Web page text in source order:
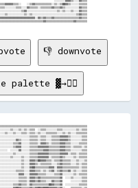
👎 downvote
palette ▓→✊🏽
▒▒░░░░░░░░▒▒▓▓▓▓▓▓▓▓▓▓▒▒▒▒▒▒▒▒████████▓▓▓▓▒▒▒▒▒▒▒▒▒▒▓▓▒▒░░░░░░░░░░░░▒▒░░░░▒▒░░▒▒▒▒▒▒▒▒▓▓▒▒▒▒▒▒▒▒▒▒▓▓▓▓██▓▓▓▓▓▓▒▒▓▓▓▓▓▓▓▓▒▒▓▓▓▓▓▓▓▓████▓▓▓▓░░░░░░▒▒▒▒▒▒
▒▒░░░░░░░░░░▓▓▓▓▓▓▓▓▓▓▒▒▒▒▒▒▒▒▓▓██████▓▓▓▓▒▒▒▒▒▒▒▒▒▒▒▒▒▒▒▒░░░░░░░░▒▒▓▓▒▒▒▒░░▒▒▒▒░░░░░░▒▒▓▓▓▓▒▒░░▒▒▓▓▓▓██▓▓▓▓▒▒▒▒▒▒▒▒▓▓▓▓▓▓▒▒▒▒▓▓▓▓▓▓▓▓▓▓▓▓░░░░░░░░░░▒▒
▒▒▒▒░░▒▒▒▒▒▒▓▓▓▓▓▓▓▓▓▓▓▓▒▒▒▒▒▒▒▒██████▓▓▓▓▒▒▒▒▒▒░░▒▒▓▓▒▒▒▒▒▒▒▒░░░░░░░░▒▒▒▒▒▒▒▒░░▒▒▒▒▒▒░░▒▒▒▒░░▒▒▒▒▓▓████▓▓▓▓▓▓▓▓▓▓██▒▒▒▒▒▒▒▒▒▒▒▒▒▒▒▒▓▓▓▓▒▒░░░░░░▒▒▒▒▒▒
▒▒░░▒▒▒▒▒▒░░▓▓▓▓▓▓▓▓▓▓▓▓▓▓▓▓▓▓██████████▓▓▒▒▒▒▒▒▒▒▒▒██▓▓▒▒▒▒▒▒▒▒▒▒▒▒░░░░░░░░░░▓▓████████▒▒▒▒▒▒▒▒▒▒██████▓▓▓▓▓▓▒▒▓▓▓▓▒▒░░▒▒▒▒░░▒▒▒▒▒▒▒▒▒▒▒▒▒▒░░░░░░░░▒▒
▒▒░░░░░░░░░░▓▓▓▓▓▓▓▓▓▓██▓▓▓▓▓▓████████████▒▒▒▒▒▒▒▒▓▓▓▓▓▓▓▓▒▒▒▒▒▒▒▒▒▒▒▒▒▒▒▒░░▒▒▓▓▒▒██████▒▒▒▒░░▒▒▒▒████▓▓░░▓▓▒▒░░▒▒▒▒░░░░░░▒▒▒▒▒▒▒▒▒▒▒▒▒▒▒▒░░▒▒▒▒░░▒▒▒▒
▒▒▒▒░░░░░░▒▒▓▓▓▓▓▓▓▓▓▓▓▓▓▓▓▓██████████████▓▓▓▓▓▓▓▓▓▓████████▓▓▒▒▒▒▒▒▒▒▒▒▒▒░░▒▒▓▓▓▓▓▓▓▓▓▓▒▒▒▒░░▒▒▒▒████▓▓░░▒▒▒▒▒▒▒▒▒▒░░░░░░░░░░░░▒▒▒▒▓▓▒▒▒▒▒▒▒▒▒▒░░▒▒▒▒
▒▒▒▒░░░░░░░░▓▓▓▓▓▓▓▓▓▓▓▓▓▓▓▓████▓▓████████▓▓▓▓▒▒▓▓▓▓██████████▓▓▒▒▒▒░░▒▒░░▒▒▒▒▓▓██████▓▓▒▒▒▒▒▒▒▒░░░░▒▒░░░░░░░░░░░░░░░░░░░░░░░░▒▒▒▒▒▒░░▒▒▒▒░░▒▒░░▒▒░░▒▒
▒▒▒▒▒▒░░░░▒▒▓▓▓▓▓▓▓▓▓▓▓▓▓▓▓▓██▓▓▓▓████▓▓██▓▓▓▓████▓▓▓▓▓▓▓▓██████▓▓▒▒▒▒░░░░▒▒░░▓▓▓▓▒▒▒▒░░░░░░░░░░░░░░░░░░░░░░░░░░░░░░░░░░░░░░░░░░░░▒▒▒▒▒▒▒▒░░░░▒▒▒▒▒▒▒▒
▒▒░░▒▒▒▒░░░░▓▓▓▓▓▓▓▓▓▓▓▓▓▓▓▓▓▓▓▓▓▓████▒▒▓▓████████▓▓▓▓▓▓▓▓██▓▓▓▓██▓▓▒▒░░░░░░░░▓▓▒▒░░░░░░░░░░░░░░░░░░  ░░░░░░░░░░░░░░░░░░░░░░░░░░░░▒▒▒▒▒▒▒▒░░░░░░░░▒▒▒▒
▒▒░░░░░░░░▒▒▒▒░░▒▒▒▒░░░░▒▒▒▒▒▒▒▒▒▒░░░░░░▒▒▒▒▒▒▒▒▒▒▒▒▒▒░░░░░░▒▒▒▒▒▒▒▒▒▒▒▒▒▒░░▒▒▓▓▒▒░░░░░░░░░░░░░░░░  ░░░░░░  ░░░░░░░░░░░░░░░░░░▒▒██████████░░░░░░░░▒▒▒▒
▒▒▒▒▒▒░░▒▒▒▒▒▒▒▒▒▒░░▒▒▒▒▒▒▒▒░░░░░░░░░░░░▒▒▒▒▒▒▒▒▒▒▒▒░░░░▒▒▒▒░░░░▒▒▒▒░░░░░░▒▒▒▒░░░░░░░░░░░░▒▒▒▒▒▒▒▒▒▒░░░░░░░░░░  ▒▒▒▒▒▒░░░░▒▒▒▒▒▒░░░░░░░░▒▒▒▒░░░░▒▒░░▒▒
▒▒▒▒▒▒▒▒░░░░██████████████████████▓▓▓▓▓▓▓▓▓▓██▓▓▓▓▓▓▓▓▓▓▓▓▓▓▓▓▓▓▓▓▓▓▓▓░░░░░░░░░░▓▓▓▓▓▓▓▓▓▓▓▓▓▓████▓▓▓▓▓▓▓▓▓▓▓▓▓▓▒▒            ░░▒▒▓▓▓▓▓▓▓▓▒▒▒▒░░░░▒▒▒▒
▒▒░░░░░░░░░░████████████████████████▓▓▓▓▒▒▓▓▓▓▓▓▓▓▓▓▓▓▓▓▓▓▓▓▓▓▓▓▓▓▓▓▓▓▒▒▒▒░░▒▒▒▒▓▓▓▓▓▓▓▓▓▓▓▓▓▓▓▓▓▓▓▓▓▓▓▓▓▓▓▓▓▓▓▓▓▓▒▒▒▒▒▒▓▓▓▓▓▓▓▓▓▓▓▓▓▓▓▓▓▓░░  ░░▒▒▒▒▒▒
▒▒░░░░▒▒▒▒░░████████████████████▓▓▓▓▓▓▓▓▒▒▒▒▒▒▒▒▒▒▒▒▓▓▓▓▓▓▓▓▓▓▓▓▓▓▓▓▓▓▒▒▒▒░░▒▒░░▓▓▓▓▓▓▓▓▓▓▓▓▒▒▒▒▒▒▒▒▒▒▒▒▓▓▓▓▓▓▓▓▓▓▓▓▓▓▓▓▓▓▓▓▓▓▓▓▓▓▒▒▒▒░░░░▒▒░░░░▒▒▒▒▒▒
▒▒░░▒▒▒▒  ▒▒██████████████████████▓▓▓▓▓▓▓▓▒▒░░▓▓▒▒▓▓▓▓▓▓▓▓▓▓▓▓▓▓▓▓▓▓▓▓░░░░▒▒░░▒▒▓▓▓▓▒▒▒▒▒▒▒▒▒▒▒▒▒▒▒▒▒▒▒▒▒▒▒▒▒▒▒▒▒▒▒▒▓▓▓▓▓▓▓▓▓▓▓▓▓▓▓▓▒▒▒▒▒▒░░░░▒▒▒▒░░▒▒
▒▒░░░░░░░░░░██████████████████████▓▓▓▓▓▓▒▒▒▒░░▒▒▒▒▓▓▓▓▓▓▓▓▓▓▓▓▓▓▓▓▓▓▓▓░░░░  ▒▒▒▒██▒▒▒▒▒▒▒▒▒▒▒▒▒▒▒▒▒▒▒▒▒▒▒▒▒▒▒▒▒▒▒▒▒▒▒▒▒▒▒▒▒▒▒▒▓▓▓▓▓▓▒▒▒▒▒▒░░░░░░░░▒▒▒▒
▒▒▒▒░░░░▒▒▒▒████████████████████▓▓▓▓▓▓██░░░░░░░░▒▒▓▓▓▓▓▓██████████████░░░░░░▒▒▒▒██▒▒▒▒▒▒▒▒▒▒▒▒▒▒▓▓▒▒████▓▓▓▓▓▓▒▒▒▒▒▒▒▒▒▒▒▒▓▓▓▓▓▓▓▓▓▓▒▒▒▒▒▒▒▒░░▒▒▒▒▒▒▒▒
▒▒▒▒▒▒░░░░▒▒████████████████████▓▓██▓▓▒▒▒▒░░░░░░▒▒▓▓▓▓▓▓████████████▓▓░░░░▒▒░░░░██▒▒▒▒▒▒▒▒▒▒▒▒▒▒▓▓▒▒▒▒▒▒▒▒██████▓▓▒▒▒▒▒▒▒▒▒▒▓▓▓▓▓▓▓▓▒▒▒▒▒▒░░▒▒▒▒▒▒▒▒▒▒
▒▒░░░░░░░░░░██████████████████████▓▓▒▒▒▒▒▒▒▒▒▒▒▒▓▓▓▓▓▓▓▓██████████████░░░░░░░░░░██▒▒▒▒▒▒▒▒▒▒▒▒▒▒▒▒▒▒▒▒▒▒▒▒████▓▓▓▓▒▒▒▒▒▒▒▒▒▒▓▓▓▓▓▓▓▓▒▒▒▒▒▒▒▒░░▒▒░░░░▒▒
▒▒░░░░▒▒░░░░██████████████████▓▓▓▓▒▒▓▓▒▒▒▒▒▒▓▓▓▓▒▒▓▓▓▓▓▓▓▓████████████▒▒▒▒▒▒░░░░██▒▒▒▒▒▒▒▒▒▒▒▒▒▒▒▒▒▒▒▒▒▒▒▒██████▓▓▒▒▒▒▒▒▒▒▒▒▓▓▓▓▓▓▓▓▒▒▒▒▒▒░░░░░░▒▒▒▒▒▒
▒▒░░▒▒▒▒░░░░██████████████████▓▓▒▒░░░░░░▒▒▒▒▓▓▓▓▓▓▓▓▓▓▓▓▒▒████████████▒▒░░▒▒░░░░██▒▒▒▒▒▒▒▒▒▒▒▒▒▒▒▒▒▒▒▒▒▒▒▒██████▓▓▒▒▒▒▒▒▒▒▒▒▓▓▓▓▓▓▓▓▒▒▒▒▒▒░░▒▒▒▒▒▒▒▒▒▒
▒▒▒▒▒▒▒▒░░░░████████████████▓▓▓▓▒▒░░░░▒▒▓▓▓▓▓▓▒▒▒▒▓▓██▒▒▒▒▓▓██████████▒▒▒▒▒▒░░▒▒▒▒▒▒▒▒▒▒▒▒▓▓▒▒▓▓▓▓▒▒▒▒▒▒▒▒▒▒▒▒▒▒▒▒▓▓▒▒▒▒▒▒▒▒▓▓▓▓▓▓▓▓▒▒▒▒▒▒░░░░░░░░▒▒▒▒
▒▒▒▒░░░░░░░░████████████████▓▓▓▓▒▒░░░░▒▒▒▒▓▓▓▓▓▓▓▓▓▓▓▓▒▒▒▒▓▓██████████▒▒▒▒░░▒▒░░▒▒▒▒▒▒▒▒▓▓▒▒▓▓▓▓▓▓▓▓▓▓▒▒▒▒▒▒▒▒▒▒▓▓▒▒▓▓▒▒▒▒▒▒▒▒▒▒▓▓▓▓▒▒▒▒▒▒░░░░░░░░▒▒▒▒
▒▒░░░░░░░░░░████████████████▓▓▓▓▓▓░░▒▒▒▒▓▓▒▒▓▓▓▓▓▓██▒▒▒▒▓▓████████████░░░░▒▒▒▒░░▒▒▒▒▒▒▒▒▒▒▒▒▓▓██▓▓▓▓▓▓▒▒▒▒▓▓▓▓▒▒▓▓▒▒▓▓████▓▓▓▓▓▓▒▒▓▓▓▓▒▒▒▒░░▒▒▒▒▒▒░░▒▒
▒▒░░░░▒▒▒▒▒▒████████████████▓▓▓▓▓▓▓▓▒▒▓▓██▓▓▓▓▓▓▓▓██▓▓▓▓██████████████▒▒▒▒░░░░░░██▓▓▓▓▓▓▓▓░░██▓▓██▓▓▓▓▓▓▓▓▒▒▓▓▒▒▒▒░░██▓▓██▓▓▓▓▓▓▒▒▒▒▓▓▓▓▓▓▒▒░░░░▒▒▒▒▒▒
▒▒░░░░▒▒▒▒▒▒████████████████▓▓▓▓▓▓▓▓▓▓████████████████████████████████░░░░░░░░░░██▓▓▓▓▓▓▒▒░░▓▓▓▓▓▓▓▓██▓▓▒▒░░▓▓░░▒▒▒▒▒▒░░▓▓▓▓▒▒▒▒▒▒▒▒▒▒▒▒▒▒░░▒▒▒▒▒▒▒▒▒▒
▒▒░░░░░░░░░░████████████████▓▓▓▓▓▓▓▓▓▓████████████████████████████████▒▒▒▒░░░░▒▒▓▓██▓▓▓▓▓▓▓▓▓▓▓▓▒▒▓▓▓▓▒▒▒▒▓▓▓▓░░▒▒▒▒▒▒▒▒▓▓▒▒▒▒▒▒▒▒▒▒▒▒▒▒▒▒░░░░░░░░▒▒▒▒
▒▒▒▒▒▒▒▒░░▒▒██████████████████▓▓▓▓